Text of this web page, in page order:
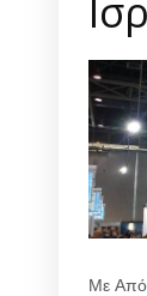
Με